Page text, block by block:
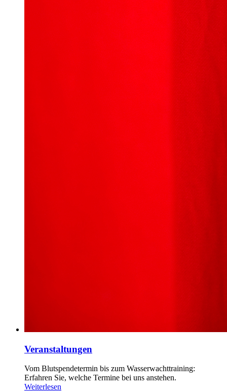
Veranstaltungen
Vom Blutspendetermin bis zum Wasserwachttraining:
Erfahren Sie, welche Termine bei uns anstehen.
Weiterlesen